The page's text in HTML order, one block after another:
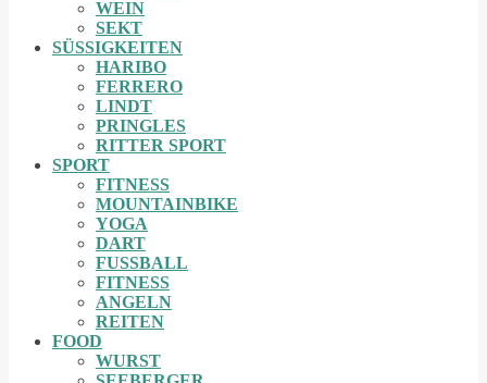
WEIN
SEKT
SÜSSIGKEITEN
HARIBO
FERRERO
LINDT
PRINGLES
RITTER SPORT
SPORT
FITNESS
MOUNTAINBIKE
YOGA
DART
FUSSBALL
FITNESS
ANGELN
REITEN
FOOD
WURST